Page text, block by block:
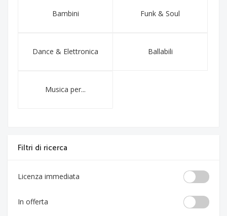
Bambini Funk & Soul
Dance & Elettronica Ballabili
Musica per...
Filtri di ricerca
Licenza immediata
In offerta